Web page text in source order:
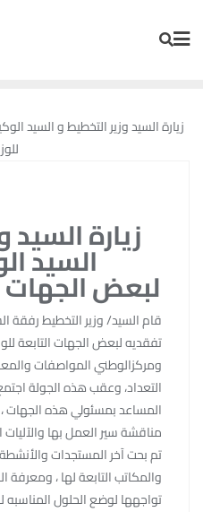
زيارة
السيد
لبعض الجهات
قام السيد/ وزير التخطيط رفقة
تفقديه لبعض الجهات التابعة
ومركزالوطني المواصفات
التعداد، وعقب هذه الجولة
المساعد بمسئولي هذه الجهات
مناقشة سير العمل بها
تم بحت آخر المستجدات والأنشطة
والمكاتب التابعة لها ،
تواجهها لوضع الحلول المناسبه